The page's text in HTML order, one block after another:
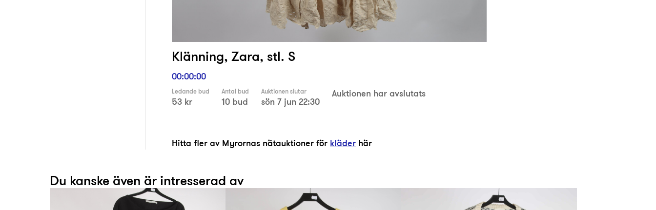
Klänning, Zara, stl. S
00:00:00
Ledande bud
53 kr
Antal bud
10 bud
Auktionen slutar
sön 7 jun 22:30
Auktionen har avslutats
Hitta fler av Myrornas nätauktioner för kläder här
Du kanske även är intresserad av